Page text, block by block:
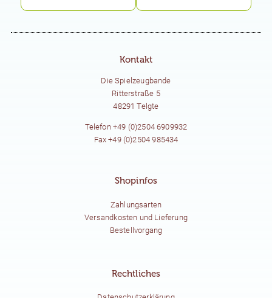
Kontakt
Die Spielzeugbande
Ritterstraße 5
48291 Telgte
Telefon +49 (0)2504 6909932
Fax +49 (0)2504 985434
Shopinfos
Zahlungsarten
Versandkosten und Lieferung
Bestellvorgang
Rechtliches